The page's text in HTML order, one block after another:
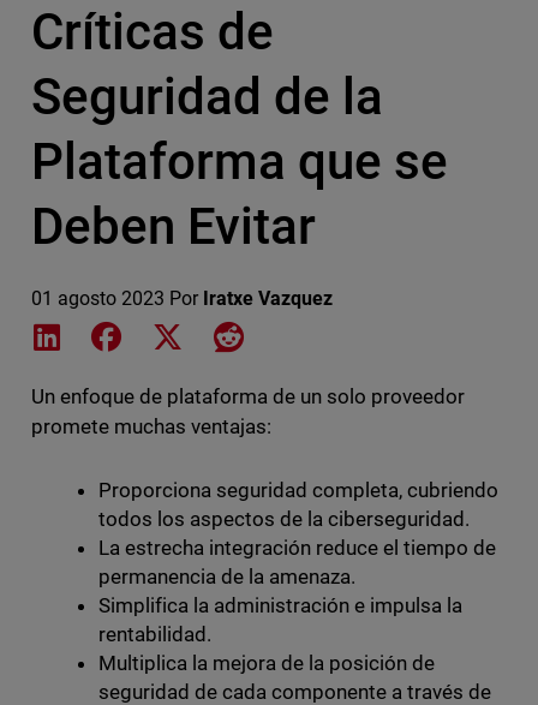
Críticas de
Seguridad de la
Plataforma que se
Deben Evitar
01 agosto 2023 Por Iratxe Vazquez
Share on LinkedIn
Share on Facebook
Share on XShare on Reddit
Un enfoque de plataforma de un solo proveedor
promete muchas ventajas:
Proporciona seguridad completa, cubriendo
todos los aspectos de la ciberseguridad.
La estrecha integración reduce el tiempo de
permanencia de la amenaza.
Simplifica la administración e impulsa la
rentabilidad.
Multiplica la mejora de la posición de
seguridad de cada componente a través de